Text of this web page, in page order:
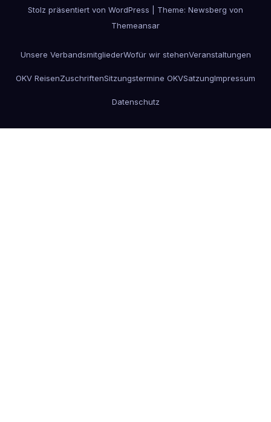
Stolz präsentiert von WordPress Theme: Newsberg von
Themeansar
Unsere VerbandsmitgliederWofür wir stehenVeranstaltungen
OKV ReisenZuschriftenSitzungstermine OKVSatzungImpressum
Datenschutz